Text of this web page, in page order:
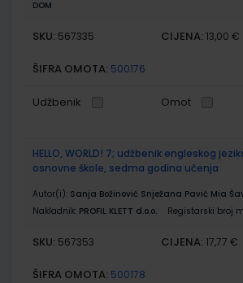
DOM
SKU: 567335 CIJENA: 13,00 €
ŠIFRA OMOTA: 500176
Udžbenik Omot
HELLO, WORLD! 7; udžbenik engleskog
osnovne škole, sedma godina učenja
Autor(i): Sanja Božinović Snježana Pavić Mia
Nakladnik: PROFIL KLETT d.o.o. Registarski broj
SKU: 567353 CIJENA: 17,77 €
ŠIFRA OMOTA: 500178